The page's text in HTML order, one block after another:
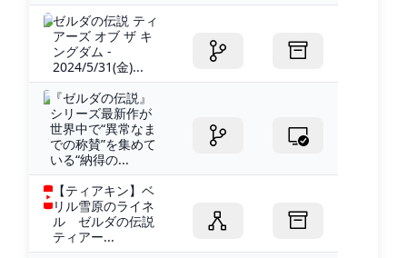
ゼルダの伝説 ティ
アーズ オブ ザ キ
ングダム -
2024/5/31(金)...
『ゼルダの伝説』
シリーズ最新作が
世界中で“異常なま
での称賛”を集めて
いる“納得の...
【ティアキン】ベ
リル雪原のライネ
ル ゼルダの伝説
ティアー...